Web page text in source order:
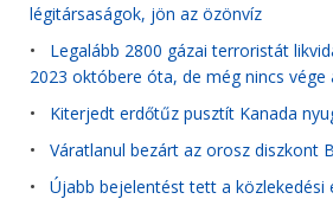
légitársaságok, jön az özönvíz
• Legalább 2800 gázai terroristát
2023 októbere óta, de még nincs vége
• Kiterjedt erdőtűz pusztít Kanada
• Váratlanul bezárt az orosz diszkont
• Újabb bejelentést tett a közlekedési